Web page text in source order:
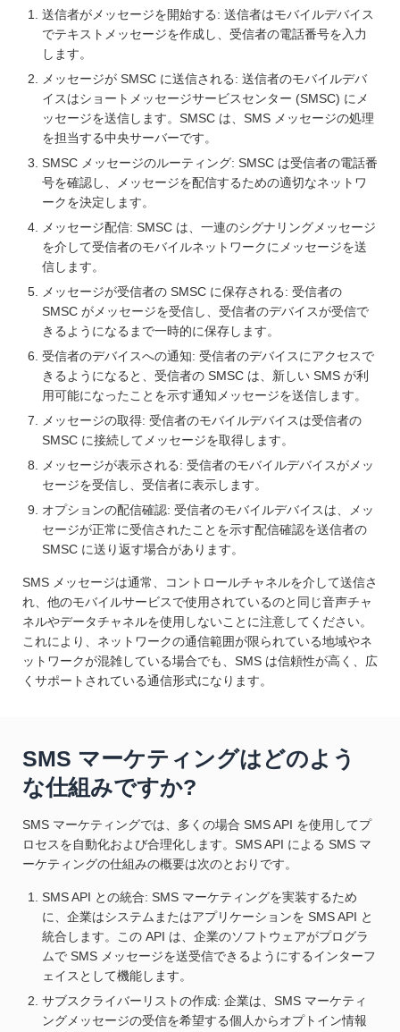
送信者がメッセージを開始する: 送信者はモバイルデバイス
でテキストメッセージを作成し、受信者の電話番号を入力
します。
メッセージが SMSC に送信される: 送信者のモバイルデバ
イスはショートメッセージサービスセンター (SMSC) にメ
ッセージを送信します。SMSC は、SMS メッセージの処理
を担当する中央サーバーです。
SMSC メッセージのルーティング: SMSC は受信者の電話番
号を確認し、メッセージを配信するための適切なネットワ
ークを決定します。
メッセージ配信: SMSC は、一連のシグナリングメッセージ
を介して受信者のモバイルネットワークにメッセージを送
信します。
メッセージが受信者の SMSC に保存される: 受信者の
SMSC がメッセージを受信し、受信者のデバイスが受信で
きるようになるまで一時的に保存します。
受信者のデバイスへの通知: 受信者のデバイスにアクセスで
きるようになると、受信者の SMSC は、新しい SMS が利
用可能になったことを示す通知メッセージを送信します。
メッセージの取得: 受信者のモバイルデバイスは受信者の
SMSC に接続してメッセージを取得します。
メッセージが表示される: 受信者のモバイルデバイスがメッ
セージを受信し、受信者に表示します。
オプションの配信確認: 受信者のモバイルデバイスは、メッ
セージが正常に受信されたことを示す配信確認を送信者の
SMSC に送り返す場合があります。
SMS メッセージは通常、コントロールチャネルを介して送信さ
れ、他のモバイルサービスで使用されているのと同じ音声チャ
ネルやデータチャネルを使用しないことに注意してください。
これにより、ネットワークの通信範囲が限られている地域やネ
ットワークが混雑している場合でも、SMS は信頼性が高く、広
くサポートされている通信形式になります。
SMS マーケティングはどのよう
な仕組みですか?
SMS マーケティングでは、多くの場合 SMS API を使用してプ
ロセスを自動化および合理化します。SMS API による SMS マ
ーケティングの仕組みの概要は次のとおりです。
SMS API との統合: SMS マーケティングを実装するため
に、企業はシステムまたはアプリケーションを SMS API と
統合します。この API は、企業のソフトウェアがプログラ
ムで SMS メッセージを送受信できるようにするインターフ
ェイスとして機能します。
サブスクライバーリストの作成: 企業は、SMS マーケティ
ングメッセージの受信を希望する個人からオプトイン情報